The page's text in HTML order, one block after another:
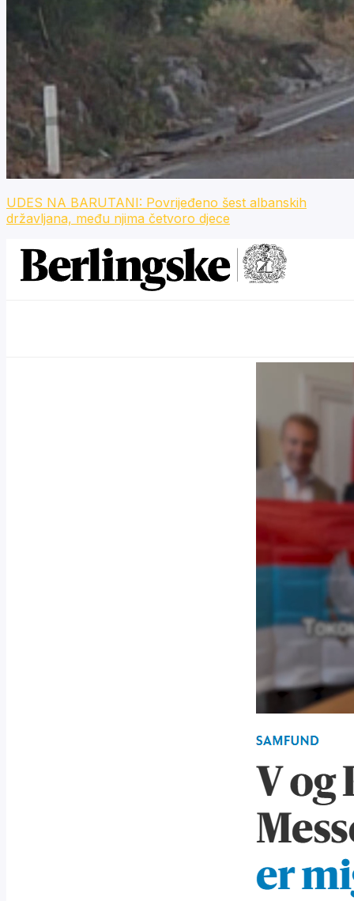
UDES NA BARUTANI: Povrijeđeno šest albanskih
državljana, među njima četvoro djece